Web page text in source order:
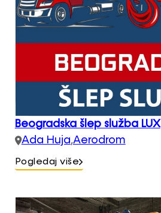
Beogradska šlep služba LUX
Ada Huja,Aerodrom
Pogledaj više